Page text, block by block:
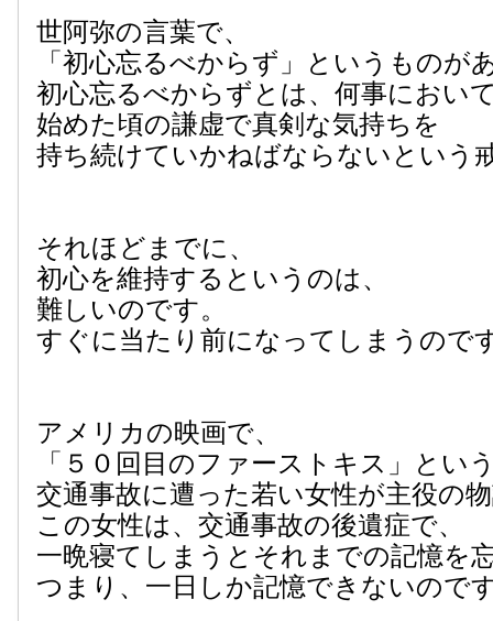
世阿弥の言葉で、
「初心忘るべからず」というものが
初心忘るべからずとは、何事におい
始めた頃の謙虚で真剣な気持ちを
持ち続けていかねばならないという
それほどまでに、
初心を維持するというのは、
難しいのです。
すぐに当たり前になってしまうので
アメリカの映画で、
「５０回目のファーストキス」とい
交通事故に遭った若い女性が主役の
この女性は、交通事故の後遺症で、
一晩寝てしまうとそれまでの記憶を
つまり、一日しか記憶できないので